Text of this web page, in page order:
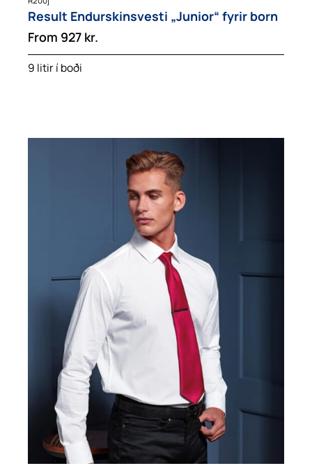
Result Endurskinsvesti „Junior“ fyrir born
From 927 kr.
9 litir í boði